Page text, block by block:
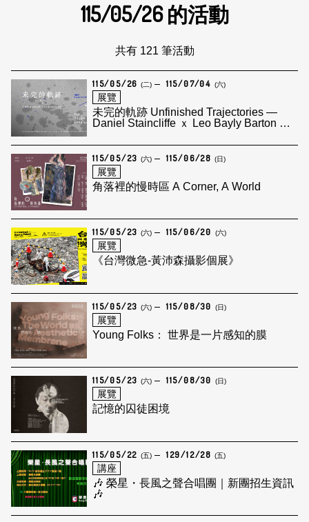
115/05/26的活動
共有 121 筆活動
115/05/26 (二) 115/07/04 (六)
展覽
未完的軌跡 Unfinished Trajectories —
Daniel Staincliffe ｘ Leo Bayly Barton 雙
115/05/23 (六) 115/06/28 (日)
展覽
角落裡的慢時區 A Corner, A World
115/05/23 (六) 115/06/20 (六)
展覽
《台灣微急-黃沛森攝影個展》
115/05/23 (六) 115/08/30 (日)
展覽
Young Folks： 世界是一片感知的膜
115/05/23 (六) 115/08/30 (日)
展覽
記憶的囚徒困境
115/05/22 (五) 129/12/28 (五)
講座
🎶 榮星・長風之聲合唱團｜新團招生資訊
🎶